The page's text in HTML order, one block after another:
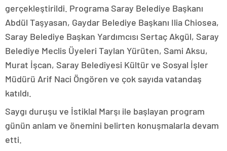
gerçekleştirildi. Programa Saray Belediye Başkanı
Abdül Taşyasan, Gaydar Belediye Başkanı Ilia Chiosea,
Saray Belediye Başkan Yardımcısı Sertaç Akgül, Saray
Belediye Meclis Üyeleri Taylan Yürüten, Sami Aksu,
Murat İşcan, Saray Belediyesi Kültür ve Sosyal İşler
Müdürü Arif Naci Öngören ve çok sayıda vatandaş
katıldı.
Saygı duruşu ve İstiklal Marşı ile başlayan program
günün anlam ve önemini belirten konuşmalarla devam
etti.